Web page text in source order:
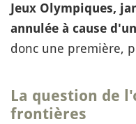
Jeux Olympiques,
annulée à cause
donc une première,
La question de
frontières